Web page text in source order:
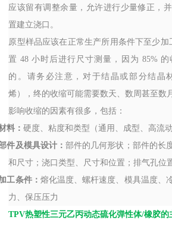
应该留有调整余量，允许进行少量修正，
置建立浇口。
原型样品应该在正常生产所用条件下至少加
置48小时后进行尺寸测量，因为 85% 的
的。请务必注意，对于结晶或部分结晶
烯），终的收缩可能需要数天、数周甚至数
影响收缩的因素有很多，包括：
料：硬度、粘度和类型（通用、成型、高流动
件及模具设计：部件的几何形状；部件的长
和尺寸；浇口类型、尺寸和位置；排气孔位
工条件： 熔化温度、螺杆速度、模具温度、
力、保压压力
TPV热塑性三元乙丙动态硫化弹性体/橡胶的